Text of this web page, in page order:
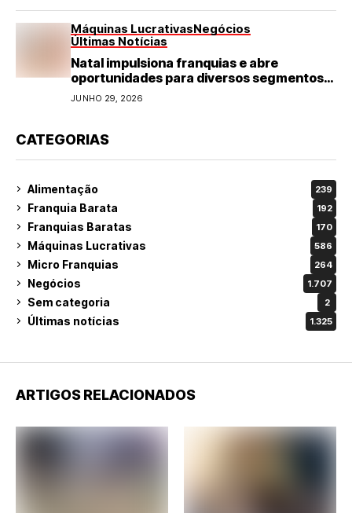
Máquinas LucrativasNegócios
Últimas Notícias
Natal impulsiona franquias e abre
oportunidades para diversos segmentos
do varejo
JUNHO 29, 2026
CATEGORIAS
Alimentação 239
Franquia Barata 192
Franquias Baratas 170
Máquinas Lucrativas 586
Micro Franquias 264
Negócios 1.707
Sem categoria 2
Últimas notícias 1.325
ARTIGOS RELACIONADOS